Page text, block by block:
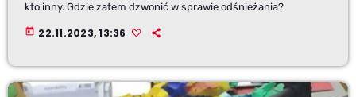
kto inny. Gdzie zatem dzwonić w sprawie odśnieżania?
today 22.11.2023, 13:36